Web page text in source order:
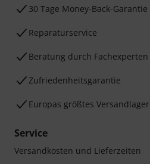
30 Tage Money-Back-Garantie
Reparaturservice
Beratung durch Fachexperten
Zufriedenheitsgarantie
Europas größtes Versandlager
Service
Versandkosten und Lieferzeiten